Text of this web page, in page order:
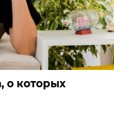
о которых